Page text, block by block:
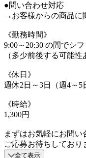
●問い合わせ対応
→お客様からの商品に
《勤務時間》
9:00～20:30 の間でシフ
（多少前後する可能性
《休日》
週休2日～3日（週4～5
《時給》
1,300円
まずはお気軽にお問い
ご応募お待ちしており
全て表示